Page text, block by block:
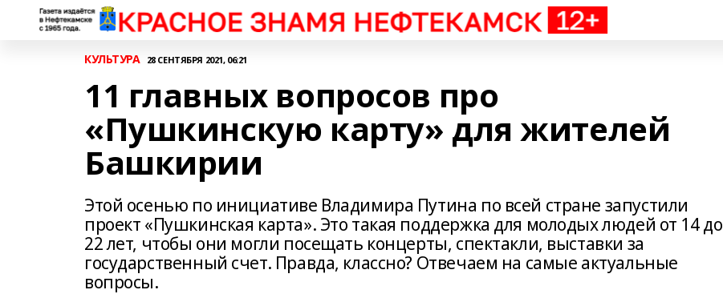
КУЛЬТУРА 28 СЕНТЯБРЯ 2021, 06:21
11 главных вопросов про
«Пушкинскую карту» для жителей
Башкирии
Этой осенью по инициативе Владимира Путина по всей стране запустили
проект «Пушкинская карта». Это такая поддержка для молодых людей от 14 до
22 лет, чтобы они могли посещать концерты, спектакли, выставки за
государственный счет. Правда, классно? Отвечаем на самые актуальные
вопросы.